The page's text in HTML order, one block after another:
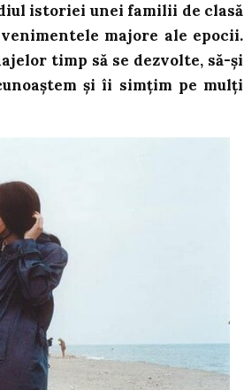
istoriei unei familii de clasă
majore ale epocii.
timp să se dezvolte, să-și
și îi simțim pe mulți